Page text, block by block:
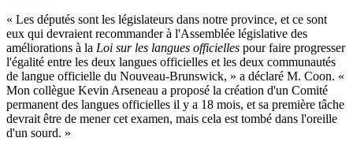
« Les députés sont les législateurs dans notre province, et ce sont
eux qui devraient recommander à l'Assemblée législative des
améliorations à la Loi sur les langues officielles pour faire progresser
l'égalité entre les deux langues officielles et les deux communautés
de langue officielle du Nouveau-Brunswick, » a déclaré M. Coon. «
Mon collègue Kevin Arseneau a proposé la création d'un Comité
permanent des langues officielles il y a 18 mois, et sa première tâche
devrait être de mener cet examen, mais cela est tombé dans l'oreille
d'un sourd. »